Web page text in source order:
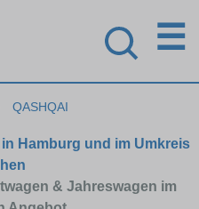
☰
QASHQAI
Hamburg und im Umkreis
& Jahreswagen im